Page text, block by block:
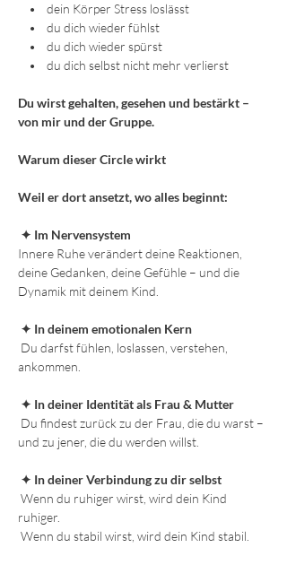
•    dein Körper Stress loslässt
•    du dich wieder fühlst
•    du dich wieder spürst
•    du dich selbst nicht mehr verlierst
Du wirst gehalten, gesehen und bestärkt –
von mir und der Gruppe.
Warum dieser Circle wirkt
Weil er dort ansetzt, wo alles beginnt:
✦ Im Nervensystem
Innere Ruhe verändert deine Reaktionen,
deine Gedanken, deine Gefühle – und die
Dynamik mit deinem Kind.
✦ In deinem emotionalen Kern
ankommen.
✦ In deiner Identität als Frau & Mutter
und zu jener, die du werden willst.
✦ In deiner Verbindung zu dir selbst
ruhiger.
Wenn du stabil wirst, wird dein Kind stabil.